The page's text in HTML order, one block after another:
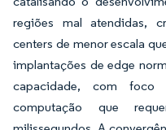
regiões mal atendidas,
centers de menor escala
implantações de edge
capacidade, com foco
computação que